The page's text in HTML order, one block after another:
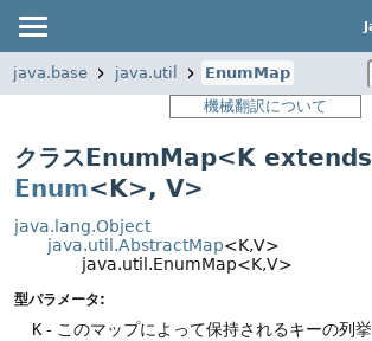
java.base java.util
EnumMap
機械翻訳について
クラスEnumMap<K extends
Enum<K>, V>
java.lang.Object
java.util.AbstractMap<K,V>
java.util.EnumMap<K,V>
型パラメータ:
K - このマップによって保持されるキーの列